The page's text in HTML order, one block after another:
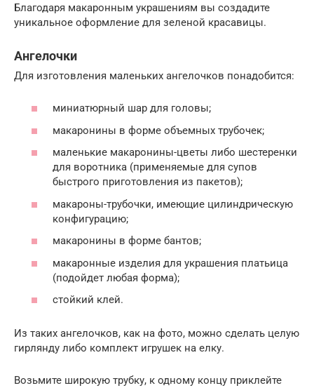
Благодаря макаронным украшениям вы создадите
уникальное оформление для зеленой красавицы.
Ангелочки
Для изготовления маленьких ангелочков понадобится:
миниатюрный шар для головы;
макаронины в форме объемных трубочек;
маленькие макаронины-цветы либо шестеренки
для воротника (применяемые для супов
быстрого приготовления из пакетов);
макароны-трубочки, имеющие цилиндрическую
конфигурацию;
макаронины в форме бантов;
макаронные изделия для украшения платьица
(подойдет любая форма);
стойкий клей.
Из таких ангелочков, как на фото, можно сделать целую
гирлянду либо комплект игрушек на елку.
Возьмите широкую трубку, к одному концу приклейте